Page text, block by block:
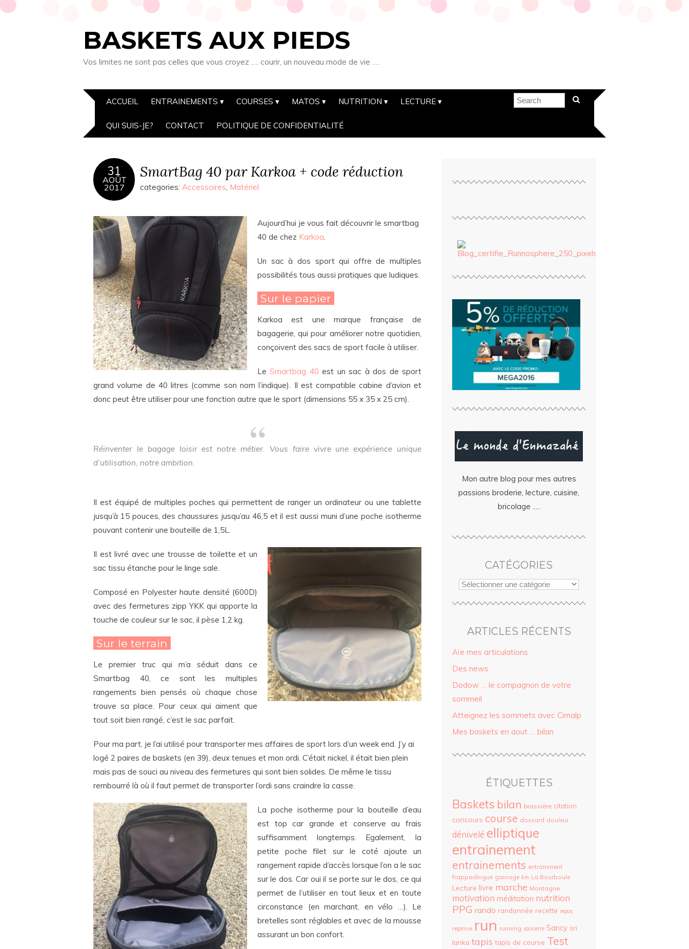
BASKETS AUX PIEDS
Vos limites ne sont pas celles que vous croyez …. courir, un nouveau mode de vie ….
ACCUEIL ENTRAINEMENTS COURSES MATOS NUTRITION LECTURE
QUI SUIS-JE? CONTACT POLITIQUE DE CONFIDENTIALITÉ
31
AOÛT
2017
SmartBag 40 par Karkoa + code réduction
categories: Accessoires, Matériel
Aujourd’hui je vous fait découvrir le smartbag
40 de chez Karkoa.
Un sac à dos sport qui offre de multiples
possibilités tous aussi pratiques que ludiques.
Sur le papier
Karkoa est une marque française de
bagagerie, qui pour améliorer notre quotidien,
conçoivent des sacs de sport facile à utiliser.
LeSmartbag 40 est un sac à dos de sport
grand volume de 40 litres (comme son nom l’indique). Il est compatible cabine d’avion et
donc peut être utiliser pour une fonction autre que le sport (dimensions 55 x 35 x 25 cm).
Réinventer le bagage loisir est notre métier. Vous faire vivre une expérience unique
d’utilisation, notre ambition.
Il est équipé de multiples poches qui permettent de ranger un ordinateur ou une tablette
jusqu’à 15 pouces, des chaussures jusqu’au 46,5 et il est aussi muni d’une poche isotherme
pouvant contenir une bouteille de 1,5L.
Il est livré avec une trousse de toilette et un
sac tissu étanche pour le linge sale.
Composé en Polyester haute densité (600D)
avec des fermetures zipp YKK qui apporte la
touche de couleur sur le sac, il pèse 1,2 kg.
Sur le terrain
Le premier truc qui m’a séduit dans ce
Smartbag 40, ce sont les multiples
rangements bien pensés où chaque chose
trouve sa place. Pour ceux qui aiment que
tout soit bien rangé, c’est le sac parfait.
Pour ma part, je l’ai utilisé pour transporter mes affaires de sport lors d’un week end. J’y ai
logé 2 paires de baskets (en 39), deux tenues et mon ordi. C’était nickel, il était bien plein
mais pas de souci au niveau des fermetures qui sont bien solides. De même le tissu
rembourré là où il faut permet de transporter l’ordi sans craindre la casse.
La poche isotherme pour la bouteille d’eau
est top car grande et conserve au frais
suffisamment longtemps. Egalement, la
petite poche filet sur le coté ajoute un
rangement rapide d’accès lorsque l’on a le sac
sur le dos. Car oui il se porte sur le dos, ce qui
permet de l’utiliser en tout lieux et en toute
circonstance (en marchant, en vélo …). Le
bretelles sont réglables et avec de la mousse
assurant un bon confort.
Mon autre blog pour mes autres
passions broderie, lecture, cuisine,
bricolage .....
CATÉGORIES
ARTICLES RÉCENTS
Aïe mes articulations
Des news
Dodow … le compagnon de votre
sommeil
Atteignez les sommets avec Cimalp
Mes baskets en aout … bilan
ÉTIQUETTES
Baskets bilan brassière citation
concours course dossard douleur
dénivelé elliptique
entrainement
entrainements entrainment
frappadingue gainage km La Bourboule
Lecture livre marche Montagne
motivation méditation nutrition
PPG rando randonnée recette repos
reprise run running sancerre Sancy sri
lanka tapis tapis de course Test